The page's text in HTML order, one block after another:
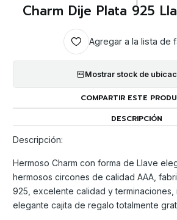
Charm Dije Plata 925
Agregar a la lista de
Mostrar stock de
COMPARTIR ESTE
DESCRIPCIÓN
Descripción:
Hermoso Charm con forma de Llave
hermosos circones de calidad AAA,
925, excelente calidad y terminaciones,
elegante cajita de regalo totalmente